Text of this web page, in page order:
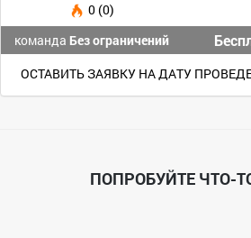
0 (0)
команда Без ограничений
ОСТАВИТЬ ЗАЯВКУ НА ДАТУ
ПОПРОБУЙТЕ ЧТО-